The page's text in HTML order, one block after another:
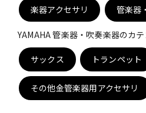
中古
楽器アクセサリ 管楽器
YAMAHA 管楽器・吹奏楽器のカテ
サックス トランペット
その他金管楽器用アクセサリ